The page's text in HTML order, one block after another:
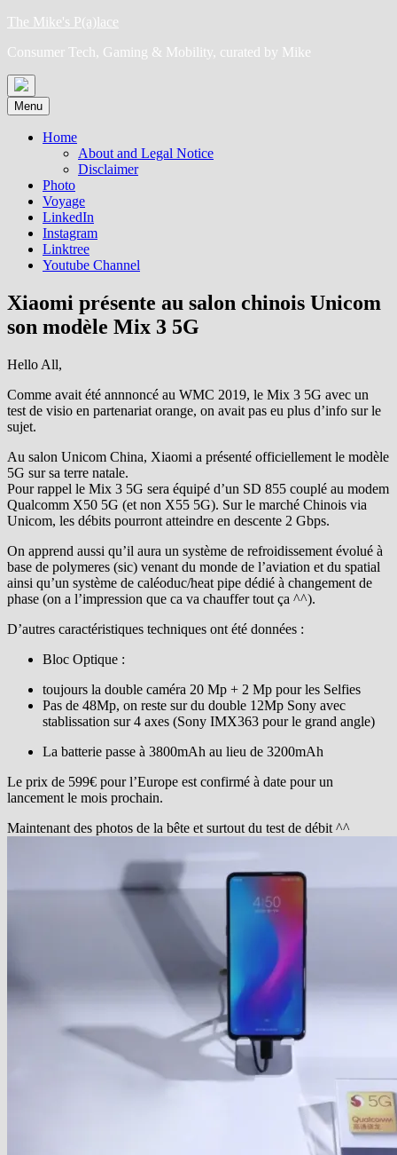
Skip
content
The Mike's P(a)lace
Consumer Tech, Gaming & Mobility, curated by Mike
Menu
Home
About and Legal Notice
Disclaimer
Photo
Voyage
LinkedIn
Instagram
Linktree
Youtube Channel
Xiaomi présente au salon chinois Unicom
son modèle Mix 3 5G
Hello All,
Comme avait été annnoncé au WMC 2019, le Mix 3 5G avec un
test de visio en partenariat orange, on avait pas eu plus d’info sur le
sujet.
Au salon Unicom China, Xiaomi a présenté officiellement le modèle
5G sur sa terre natale.
Pour rappel le Mix 3 5G sera équipé d’un SD 855 couplé au modem
Qualcomm X50 5G (et non X55 5G). Sur le marché Chinois via
Unicom, les débits pourront atteindre en descente 2 Gbps.
On apprend aussi qu’il aura un système de refroidissement évolué à
base de polymeres (sic) venant du monde de l’aviation et du spatial
ainsi qu’un système de caléoduc/heat pipe dédié à changement de
phase (on a l’impression que ca va chauffer tout ça ^^).
D’autres caractéristiques techniques ont été données :
Bloc Optique :
toujours la double caméra 20 Mp + 2 Mp pour les Selfies
Pas de 48Mp, on reste sur du double 12Mp Sony avec
stablissation sur 4 axes (Sony IMX363 pour le grand angle)
La batterie passe à 3800mAh au lieu de 3200mAh
Le prix de 599€ pour l’Europe est confirmé à date pour un
lancement le mois prochain.
Maintenant des photos de la bête et surtout du test de débit ^^